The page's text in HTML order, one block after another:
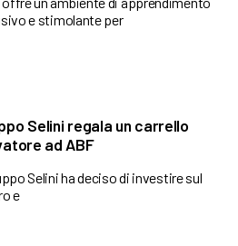
e stimolante per
Selini regala un carrello
ad ABF
Selini ha deciso di investire sul
e